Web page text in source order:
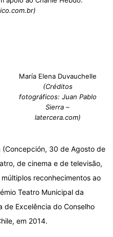
María Elena Duvauchelle
(Créditos
fotográficos: Juan Pablo
Sierra –
latercera.com)
(Concepción, 30 de Agosto de
de cinema e de televisão,
reconhecimentos ao
Teatro Municipal da
de Excelência do Conselho
em 2014.